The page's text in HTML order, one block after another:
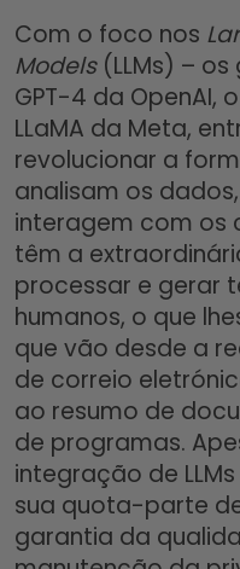
Com o foco nos
Models(LLMs) –
GPT-4 da OpenAI,
LLaMA da Meta,
revolucionar a
analisam os
interagem com os
têm a
processar e gerar
humanos, o que
que vão desde a
de correio
ao resumo de
de programas.
integração de
sua quota-parte
garantia da